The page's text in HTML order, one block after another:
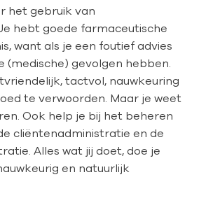
het gebruik van
hebt goede farmaceutische
want als je een foutief advies
gevolgen hebben.
tactvol, nauwkeuring
te verwoorden. Maar je weet
Ook help je bij het beheren
cliëntenadministratie en de
Alles wat jij doet, doe je
en natuurlijk